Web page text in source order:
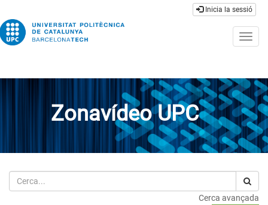
Inicia la sessió
Zonavídeo UPC
Cerca
Cerca avançada